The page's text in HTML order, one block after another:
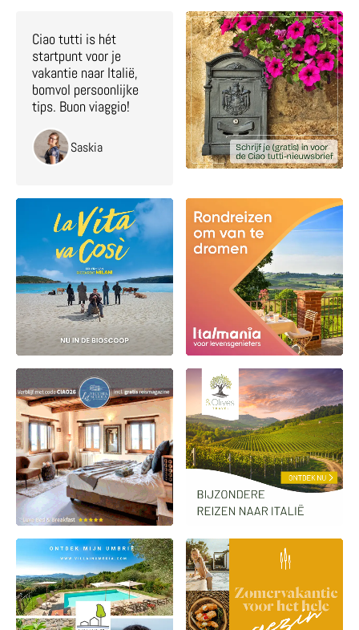
Ciao tutti is hét
startpunt voor je
vakantie naar Italië,
bomvol persoonlijke
tips. Buon viaggio!
Saskia